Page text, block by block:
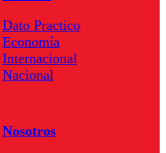
Dato Practico
Economía
Internacional
Nacional
Nosotros